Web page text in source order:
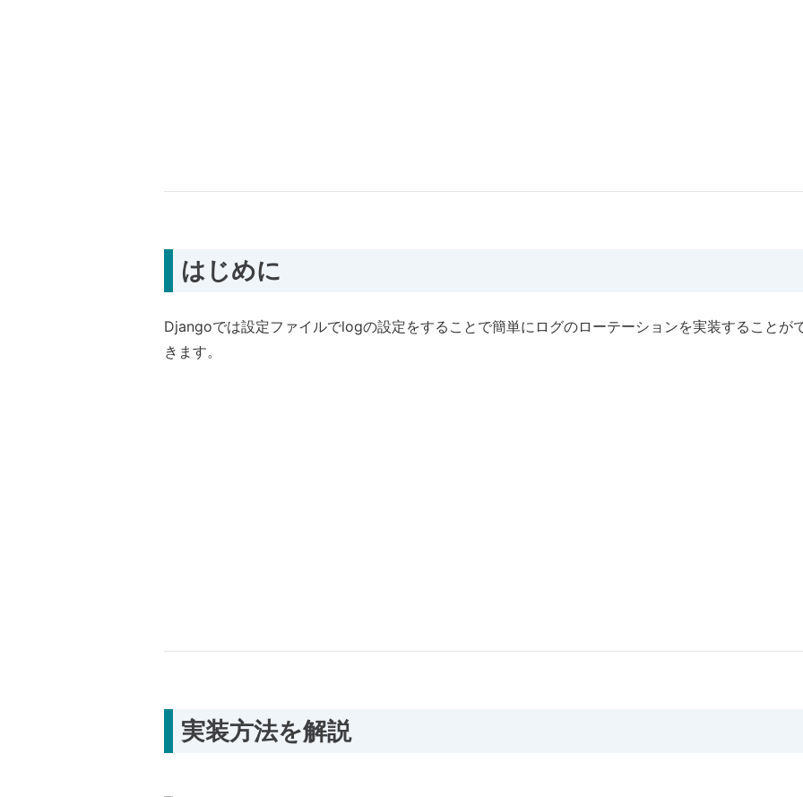
はじめに
Djangoでは設定ファイルでlogの設定をすることで簡単にログのローテーションを実装することが
きます。
実装方法を解説